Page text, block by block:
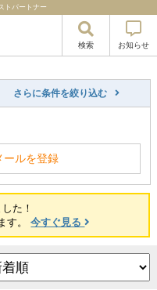
トパートナー
検索 お知らせ
さらに条件を絞り込む
ールを登録
た！
す。今すぐ見る